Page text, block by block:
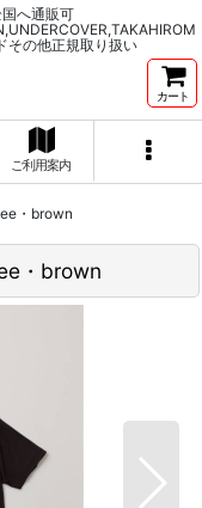
へ通販可
その他正規取り扱い
カート
ご利用案内
・brown
・brown